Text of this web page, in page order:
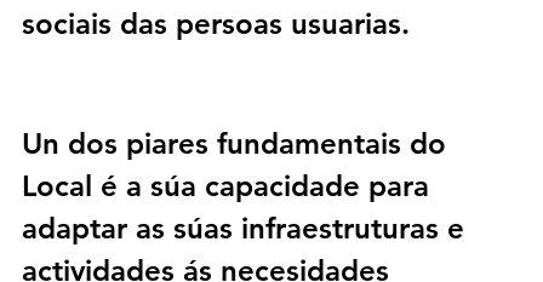
sociais das persoas usuarias.
Un dos piares fundamentais do
Local é a súa capacidade para
adaptar as súas infraestruturas e
actividades ás necesidades